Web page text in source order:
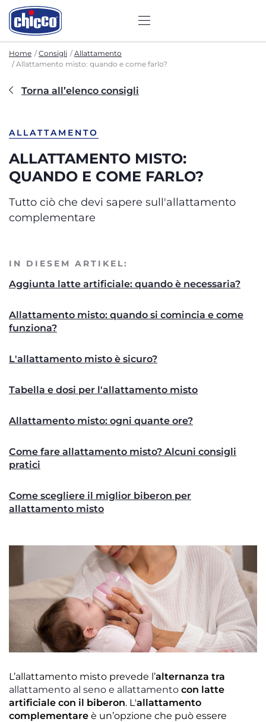
Home Consigli
Allattamento
Allattamento misto: quando e come farlo?
Torna all’elenco consigli
ALLATTAMENTO
ALLATTAMENTO MISTO:
QUANDO E COME FARLO?
Tutto ciò che devi sapere sull'allattamento
complementare
IN DIESEM ARTIKEL:
Aggiunta latte artificiale: quando è necessaria?
Allattamento misto: quando si comincia e come
funziona?
L'allattamento misto è sicuro?
Tabella e dosi per l'allattamento misto
Allattamento misto: ogni quante ore?
Come fare allattamento misto? Alcuni consigli
pratici
Come scegliere il miglior biberon per
allattamento misto
L’allattamento misto prevede l’alternanza tra
allattamento al seno e allattamento con latte
artificiale con il biberon. L'allattamento
complementare è un’opzione che può essere